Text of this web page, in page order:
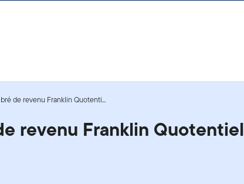
de revenu Franklin Quotenti...
revenu Franklin Quotentiel